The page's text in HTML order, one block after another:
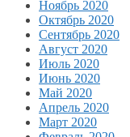
Ноябрь 2020
Октябрь 2020
Сентябрь 2020
Август 2020
Июль 2020
Июнь 2020
Май 2020
Апрель 2020
Март 2020